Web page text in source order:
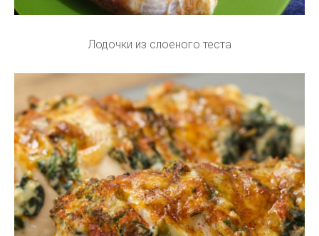
Лодочки из слоеного теста